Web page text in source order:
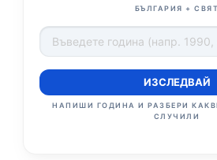
БЪЛГАРИЯ + СВЯТ
ИЗСЛЕДВАЙ
НАПИШИ ГОДИНА И РАЗБЕРИ
СЛУЧИЛИ